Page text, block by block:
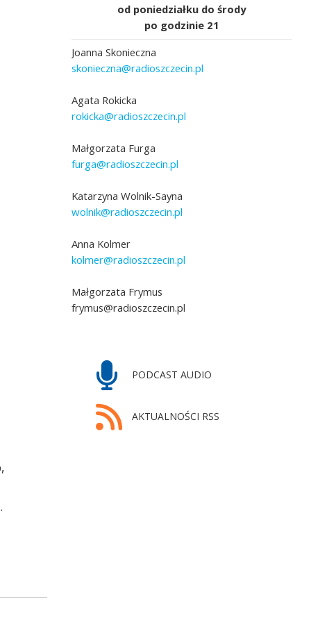
od poniedziałku do środy
po godzinie 21
Joanna Skonieczna
skonieczna@radioszczecin.pl
Agata Rokicka
rokicka@radioszczecin.pl
Małgorzata Furga
furga@radioszczecin.pl
Katarzyna Wolnik-Sayna
wolnik@radioszczecin.pl
Anna Kolmer
kolmer@radioszczecin.pl
Małgorzata Frymus
frymus@radioszczecin.pl
PODCAST AUDIO
AKTUALNOŚCI RSS